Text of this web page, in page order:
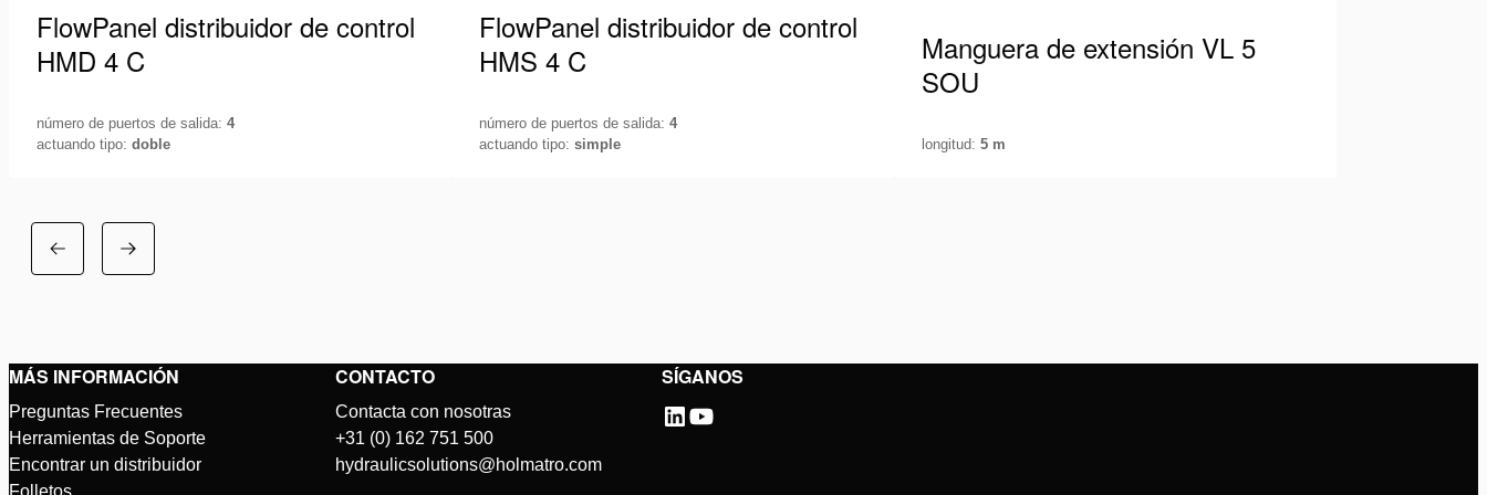
FlowPanel distribuidor de control
HMD 4 C
número de puertos de salida: 4
actuando tipo: doble
controlar fácilmente un sistema…
Ver detalles
FlowPanel distribuidor de control
HMS 4 C
número de puertos de salida: 4
actuando tipo: simple
Manguera de extensión VL 5
SOU
longitud: 5 m
SÍGANOS
MÁS INFORMACIÓN
Preguntas Frecuentes
Herramientas de Soporte
Encontrar un distribuidor
CONTACTO
Contacta con nosotras
+31 (0) 162 751 500
hydraulicsolutions@holmatro.com